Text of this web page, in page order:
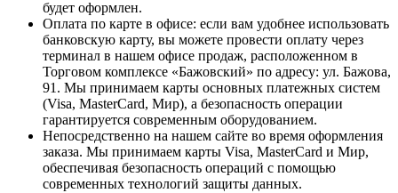
будет оформлен.
Оплата по карте в офисе: если вам удобнее использовать
банковскую карту, вы можете провести оплату через
терминал в нашем офисе продаж, расположенном в
Торговом комплексе «Бажовский» по адресу: ул. Бажова,
91. Мы принимаем карты основных платежных систем
(Visa, MasterCard, Мир), а безопасность операции
гарантируется современным оборудованием.
Непосредственно на нашем сайте во время оформления
заказа. Мы принимаем карты Visa, MasterCard и Мир,
обеспечивая безопасность операций с помощью
современных технологий защиты данных.